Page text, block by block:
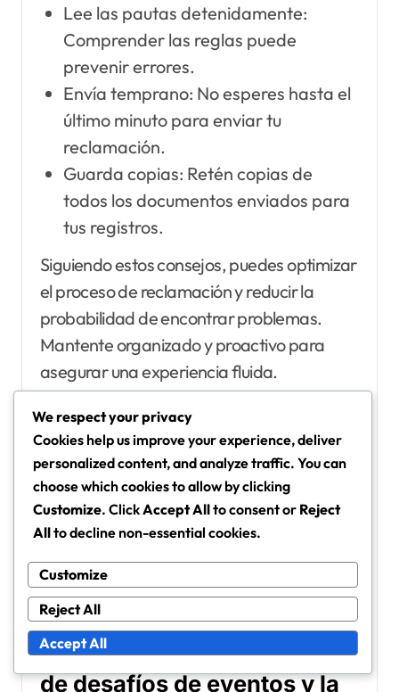
Lee las pautas detenidamente:
Comprender las reglas puede
prevenir errores.
Envía temprano: No esperes hasta el
último minuto para enviar tu
reclamación.
Guarda copias: Retén copias de
todos los documentos enviados para
tus registros.
Siguiendo estos consejos, puedes optimizar
el proceso de reclamación y reducir la
probabilidad de encontrar problemas.
Mantente organizado y proactivo para
asegurar una experiencia fluida.
¿Qué herramientas pueden
ayudar con el seguimiento
de desafíos de eventos y la
We respect your privacy
Cookies help us improve your experience, deliver
personalized content, and analyze traffic. You can
choose which cookies to allow by clicking
Customize. ClickAccept Allto consent or Reject
Allto decline non-essential cookies.
Customize
Reject All
Accept All